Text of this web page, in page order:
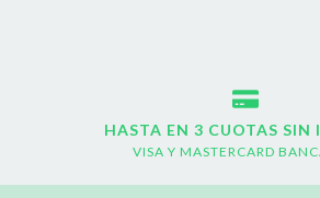
HASTA EN 3 CUOTAS SIN
VISA Y MASTERCARD